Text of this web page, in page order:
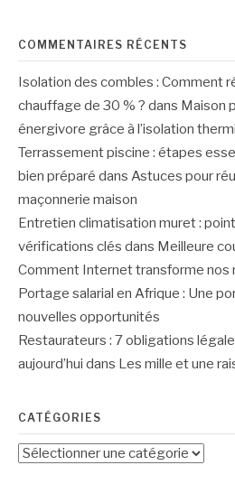
COMMENTAIRES RÉCENTS
Isolation des combles : Comment
chauffage de 30 % ? dans Maison
énergivore grâce à l’isolation
Terrassement piscine : étapes
bien préparé dans Astuces pour
maçonnerie maison
Entretien climatisation muret :
vérifications clés dans Meilleure
Comment Internet transforme nos
Portage salarial en Afrique : Une
nouvelles opportunités
Restaurateurs : 7 obligations
aujourd’hui dans Les mille et une
CATÉGORIES
Catégories